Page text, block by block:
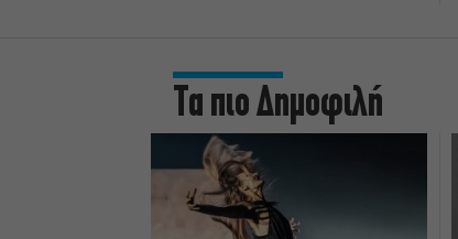
Τα πιο Δημοφιλή